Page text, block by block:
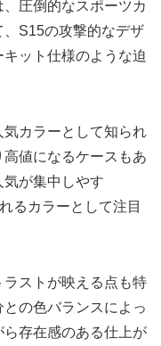
圧倒的なスポーツカ
S15の攻撃的なデザ
ット仕様のような迫
カラーとして知られ
値になるケースもあ
気が集中しやす
るカラーとして注目
ストが映える点も特
の色バランスによっ
存在感のある仕上が